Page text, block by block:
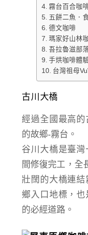
霧台百合咖
五餅二魚．
德文咖啡
瑪家好山林
吾拉魯滋部
手烘咖啡體
台灣祖母
古川大橋
經過全國最高
的故鄉-霧台。
谷川大橋是臺
間修復完工，全
壯闊的大橋連
鄉入口地標，
的必經道路。